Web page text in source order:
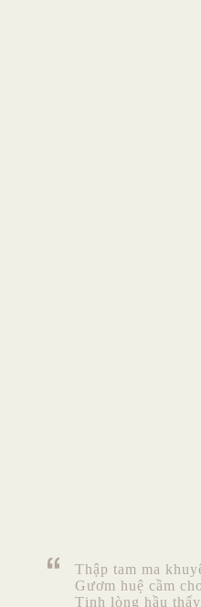
Thập tam ma
Gươm huệ cầm
Tịnh lòng hầu